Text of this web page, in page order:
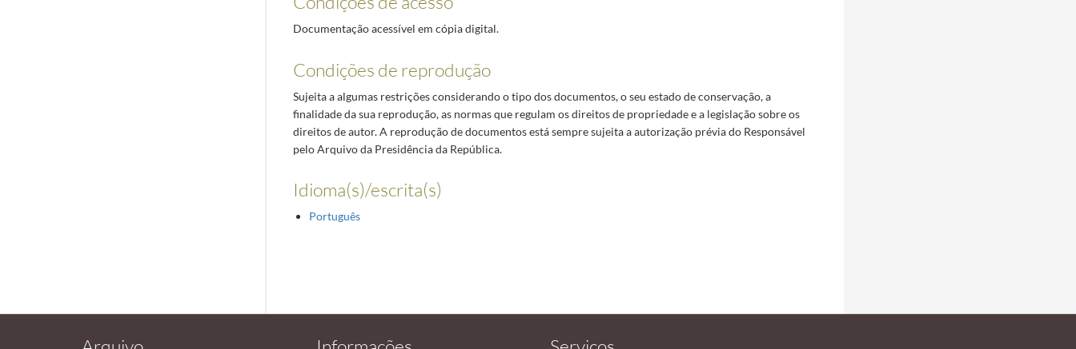
Documentação acessível em cópia digital.
Condições de reprodução
Sujeita a algumas restrições considerando o tipo dos documentos, o seu estado de conservação, a
finalidade da sua reprodução, as normas que regulam os direitos de propriedade e a legislação sobre os
direitos de autor. A reprodução de documentos está sempre sujeita a autorização prévia do Responsável
pelo Arquivo da Presidência da República.
Idioma(s)/escrita(s)
Português